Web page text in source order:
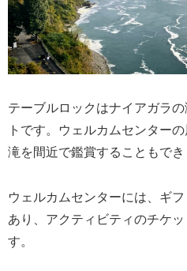
テーブルロックはナイアガラ
トです。ウェルカムセンター
滝を間近で鑑賞することもでき
ウェルカムセンターには、ギ
あり、アクティビティのチケ
す。